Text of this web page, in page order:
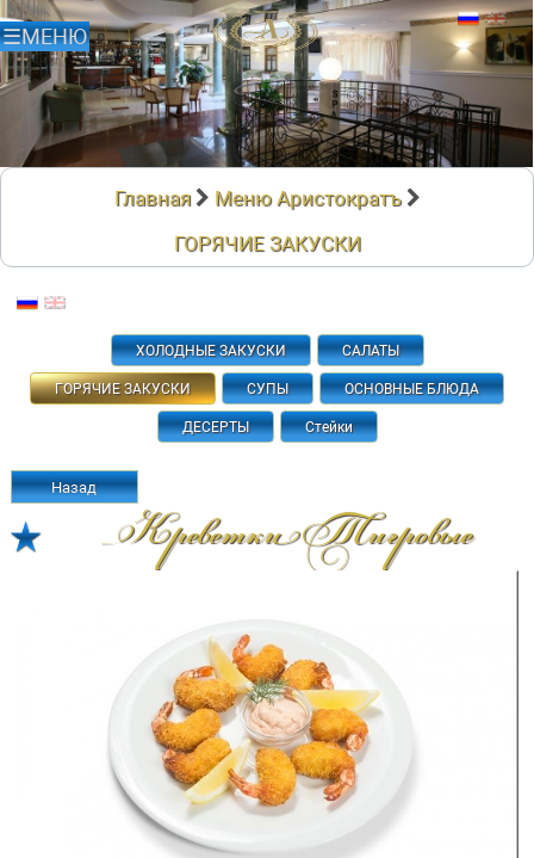
Главная
Меню Аристократъ
ГОРЯЧИЕ ЗАКУСКИ
ХОЛОДНЫЕ ЗАКУСКИ САЛАТЫ
ГОРЯЧИЕ ЗАКУСКИ СУПЫ ОСНОВНЫЕ БЛЮДА
ДЕСЕРТЫ Стейки
Назад
Креветки Тигровые